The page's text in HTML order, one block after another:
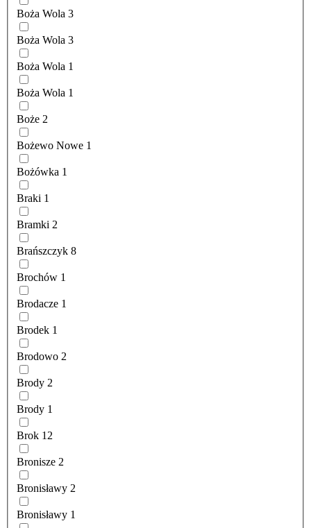
Boża Wola 3
Boża Wola 3
Boża Wola 1
Boża Wola 1
Boże 2
Bożewo Nowe 1
Bożówka 1
Braki 1
Bramki 2
Brańszczyk 8
Brochów 1
Brodacze 1
Brodek 1
Brodowo 2
Brody 2
Brody 1
Brok 12
Bronisze 2
Bronisławy 2
Bronisławy 1